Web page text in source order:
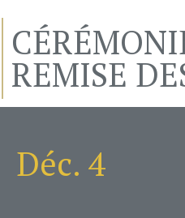
REMISE
Déc. 4